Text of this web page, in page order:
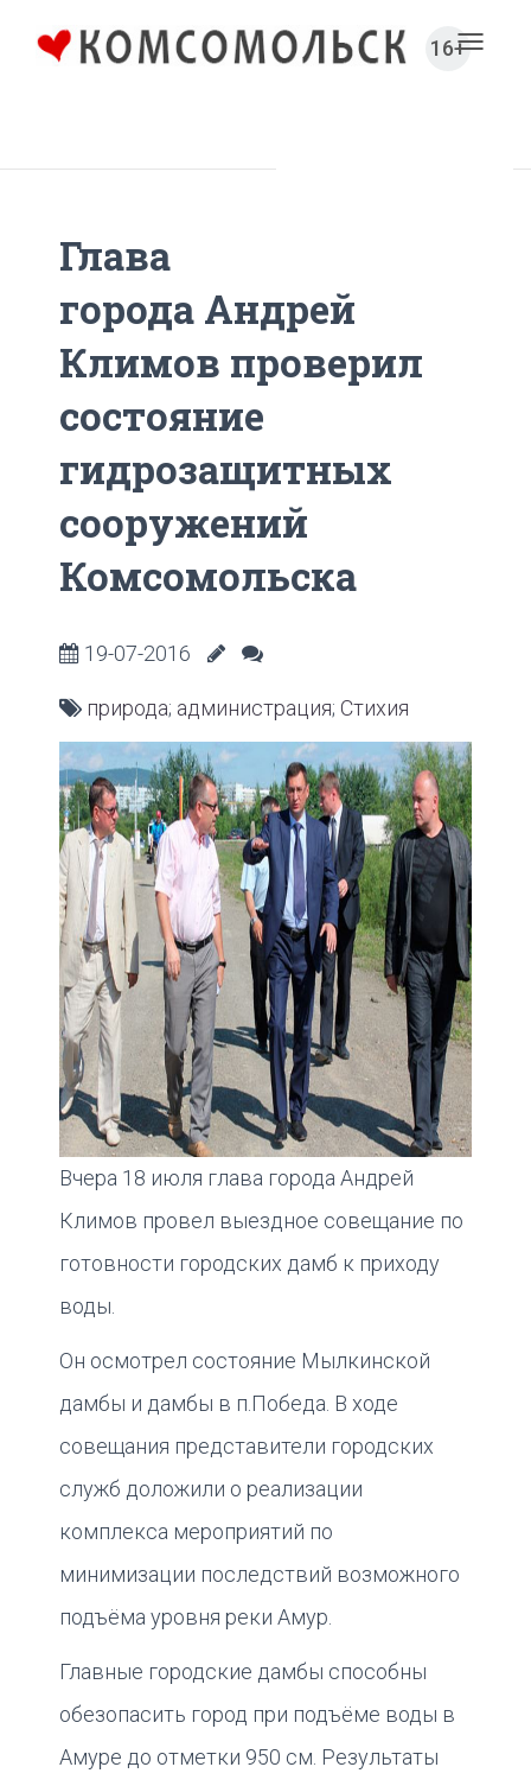
16+
Глава
города Андрей
Климов проверил
состояние
гидрозащитных
сооружений
Комсомольска
19-07-2016
природа; администрация; Стихия
Вчера 18 июля глава города Андрей
Климов провел выездное совещание по
готовности городских дамб к приходу
воды.
Он осмотрел состояние Мылкинской
дамбы и дамбы в п.Победа. В ходе
совещания представители городских
служб доложили о реализации
комплекса мероприятий по
минимизации последствий возможного
подъёма уровня реки Амур.
Главные городские дамбы способны
обезопасить город при подъёме воды в
Амуре до отметки 950 см. Результаты